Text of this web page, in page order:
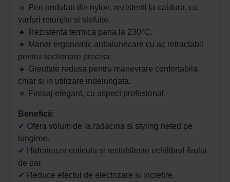
🔹 Peri ondulati din nylon, rezistenti la caldura, cu
varfuri rotunjite si slefuite.
🔹 Rezistenta termica pana la 230°C.
🔹 Maner ergonomic antialunecare cu ac retractabil
pentru sectionare precisa.
🔹 Greutate redusa pentru manevrare confortabila
chiar si in utilizare indelungata.
🔹 Finisaj elegant, cu aspect profesional.
Beneficii:
✔ Ofera volum de la radacina si styling neted pe
lungime.
✔ Hidrateaza cuticula si restabileste echilibrul firului
de par.
✔ Reduce efectul de electrizare si incretire.